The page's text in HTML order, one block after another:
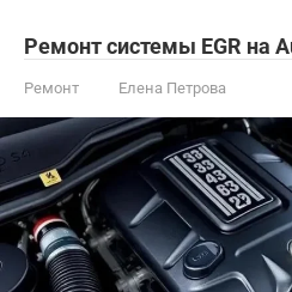
Ремонт системы EGR на
Ремонт Елена Петрова